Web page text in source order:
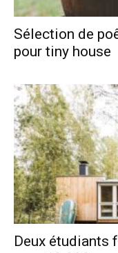
Sélection de
pour tiny house
Deux étudiants